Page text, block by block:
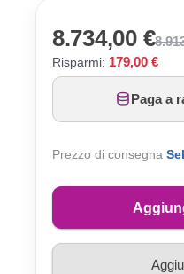
8.734,00 €
Risparmi: 179,00 €
Paga a
Prezzo di consegna